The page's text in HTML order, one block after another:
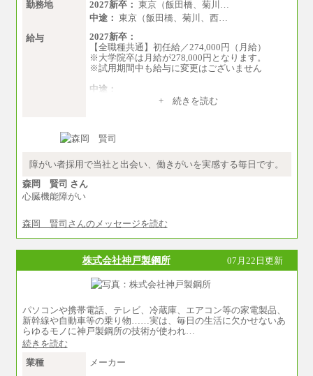
・大学・院卒／月給185,000 円～219,000 円 ※勤
務地により異なる。
〈東京・神奈川〉219,000 円
〈大阪・兵庫〉209,000 円
〈愛知〉194,500 円 〈福
岡〉185,000 円
勤務地により異なる。
〈東京・神奈川〉210,000
〈福岡〉185,000円
※試用期間中も給与変更なし
00円～(※3)、239,000円～(※4)、237,000円～
（※5）
・月給は一律地域手当を含んだ金額を表示
（※1…36,000円、※2…33,000円、※3…28,000
円、※4…25,000円、※5…23,000円）
・試用期間中も給与変更なし
◆正社員/基幹職
庫〉月給209,000 円～
〈愛知〉月給194,500 円～ 〈福岡〉月給185,000
円～
勤務地
2027新卒： 東京（飯田橋、菊川…
中途： 東京（飯田橋、菊川、西…
給与
2027新卒：
【全職種共通】初任給／274,000円（月給）
※大学院卒は月給が278,000円となります。
※試用期間中も給与に変更はございません
中途：
（１）～（４）274,000円（月給）～
※業務内容・勤務形態に応じて、上記給与の範
※試用期間中も給与に変更はございません
+ 続きを読む
障がい者採用で当社と出会い、働きがいを実感する毎日です。
森岡 賢司 さん
心臓機能障がい
森岡 賢司さんのメッセージを読む
株式会社神戸製鋼所 07月22日更新
パソコンや携帯電話、テレビ、冷蔵庫、エアコン等の家電製品、
新幹線や自動車等の乗り物……実は、毎日の生活に欠かせないあ
らゆるモノに神戸製鋼所の技術が使われ…
続きを読む
業種
メーカー